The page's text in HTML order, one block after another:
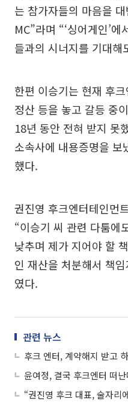
는 참가자들의 마음을
MC”라며 “‘싱어게인’
들과의 시너지를 기대해
한편 이승기는 현재 후
정산 등을 놓고 갈등 중
18년 동안 전혀 받지 못
소속사에 내용증명을 보
했다.
권진영 후크엔터테인먼
“이승기 씨 관련 다툼에
낮추며 제가 지어야 할
인 재산을 처분해서 책
였다.
관련 뉴스
윤여정, 결국 후크엔터 떠